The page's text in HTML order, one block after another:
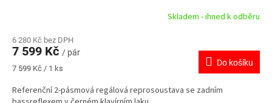
R
A
Skladem - ihned k odběru
6 280 Kč bez DPH
7 599 Kč / pár
Měrná
7 599 Kč / 1 ks
Do košíku
Referenční 2-pásmová regálová reprosoustava se zadním